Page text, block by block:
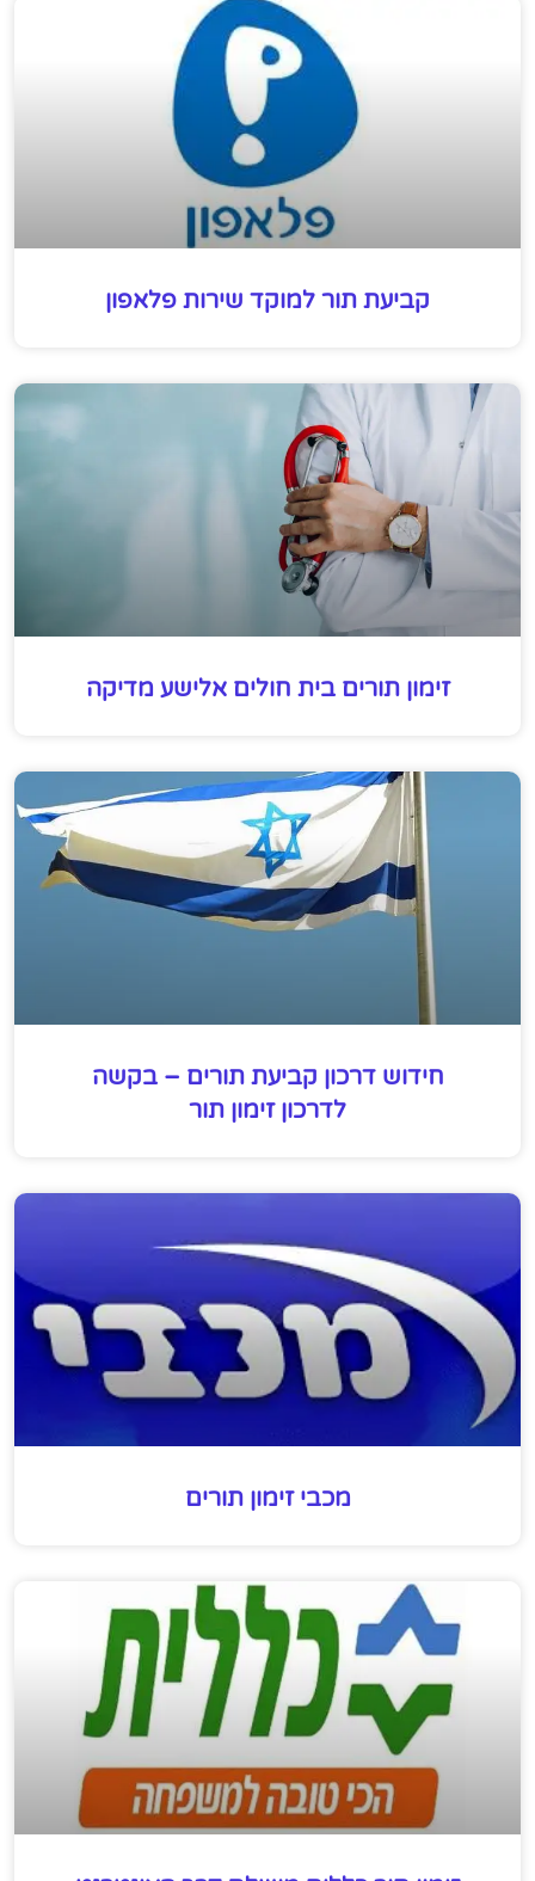
קביעת תור למוקד שירות פלאפון
זימון תורים בית חולים אלישע מדיקה
חידוש דרכון קביעת תורים – בקשה
לדרכון זימון תור
מכבי זימון תורים